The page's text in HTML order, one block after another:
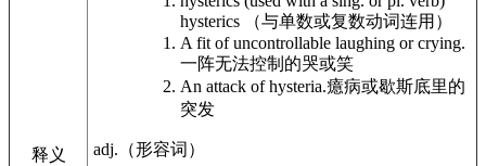
释义
hysterics （与单数或复数动词连用）
A fit of uncontrollable laughing or crying.
一阵无法控制的哭或笑
An attack of hysteria.癔病或歇斯底里的
突发
adj. （形容词）